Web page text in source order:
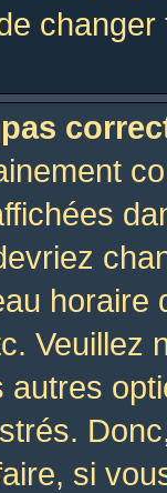
Veuillez
si